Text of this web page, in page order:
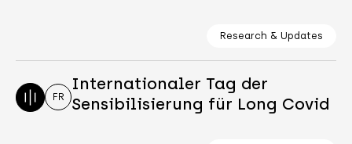
Research & Updates
FR
Internationaler Tag der
Sensibilisierung für Long Covid